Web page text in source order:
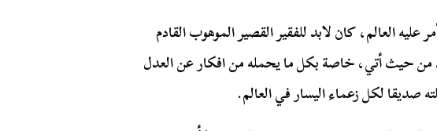
عليه العالم، كان لابد للفقير القصير الموهوب القادم
من حيث أتي، خاصة بكل ما يحمله من افكار عن العدل
صديقا لكل زعماء اليسار في العالم.